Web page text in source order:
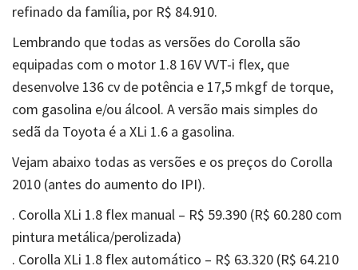
refinado da família, por R$ 84.910.
Lembrando que todas as versões do Corolla são
equipadas com o motor 1.8 16V VVT-i flex, que
desenvolve 136 cv de potência e 17,5 mkgf de torque,
com gasolina e/ou álcool. A versão mais simples do
sedã da Toyota é a XLi 1.6 a gasolina.
Vejam abaixo todas as versões e os preços do Corolla
2010 (antes do aumento do IPI).
. Corolla XLi 1.8 flex manual – R$ 59.390 (R$ 60.280 com
pintura metálica/perolizada)
. Corolla XLi 1.8 flex automático – R$ 63.320 (R$ 64.210